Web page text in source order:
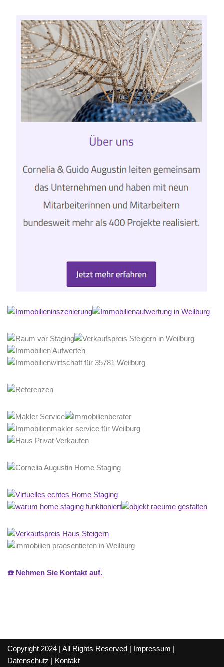
☎️ Nehmen Sie Kontakt auf.
Copyright 2024 | All Rights Reserved | Impressum |
Datenschutz | Kontakt